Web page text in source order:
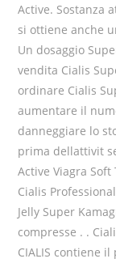
Active. Sostanza
si ottiene anche
Un dosaggio
vendita Cialis
ordinare Cialis
aumentare il
danneggiare lo
prima dellattivit
Active Viagra Soft
Cialis
Jelly Super
compresse . .
CIALIS contiene